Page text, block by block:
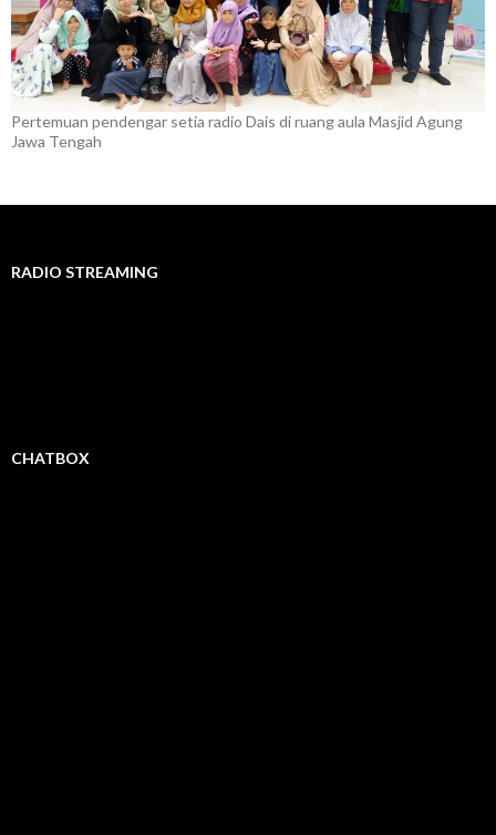
Pertemuan pendengar setia radio Dais di ruang aula Masjid Agung
Jawa Tengah
RADIO STREAMING
CHATBOX